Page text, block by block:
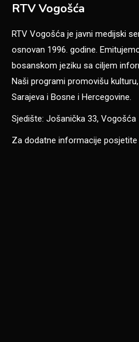
RTV Vogošća
RTV Vogošća je javni medijski
osnovan 1996. godine.
bosanskom jeziku sa ciljem
Naši programi promovišu
Sarajeva i Bosne i Hercegovine.
Sjedište: Jošanička 33, Vogošća
Za dodatne informacije posjetite